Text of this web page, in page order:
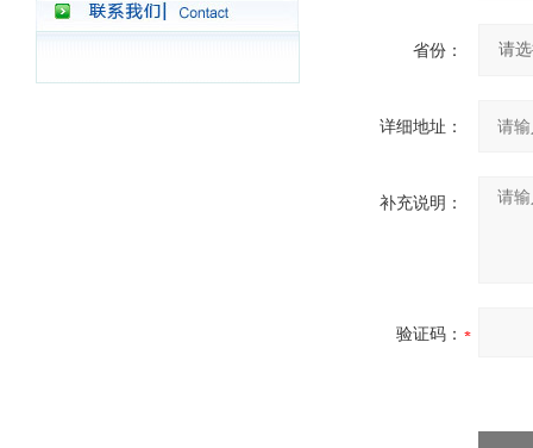
省份：
详细地址：
补充说明：
验证码：